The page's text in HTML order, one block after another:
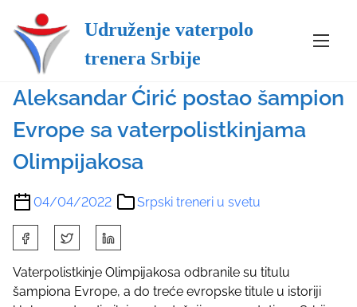
Udruženje vaterpolo
trenera Srbije
Srpski treneri u svetu
Aleksandar Ćirić postao šampion
Evrope sa vaterpolistkinjama
Olimpijakosa
04/04/2022 Srpski treneri u svetu
h
a
r
Vaterpolistkinje Olimpijakosa odbranile su titulu
šampiona Evrope, a do treće evropske titule u istoriji